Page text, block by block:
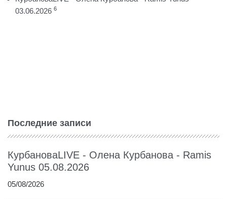
03.06.2026 6
Последние записи
КурбановаLIVE - Олена Курбанова - Ramis
Yunus 05.08.2026
05/08/2026